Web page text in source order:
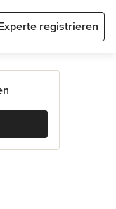
registrieren